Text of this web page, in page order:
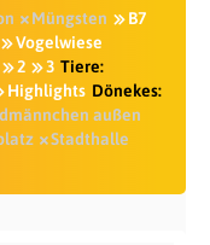
Müngsten
B7
Vogelwiese
2 3 Tiere:
Highlights Dönekes:
außen
Stadthalle